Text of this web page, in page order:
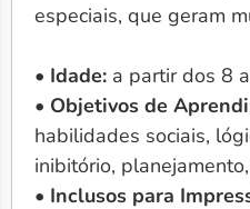
especiais, que geram
• Idade: a partir dos 8
• Objetivos de
habilidades sociais,
inibitório,
• Inclusos para